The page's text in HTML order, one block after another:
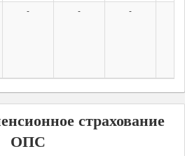
- - -
страхование
ОПС